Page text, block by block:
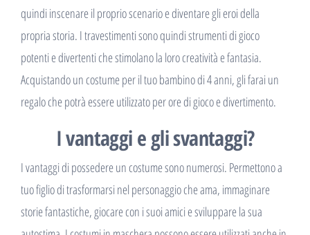
quindi inscenare il proprio scenario e diventare gli eroi della
propria storia. I travestimenti sono quindi strumenti di gioco
potenti e divertenti che stimolano la loro creatività e fantasia.
Acquistando un costume per il tuo bambino di 4 anni, gli farai un
regalo che potrà essere utilizzato per ore di gioco e divertimento.
I vantaggi e gli svantaggi?
I vantaggi di possedere un costume sono numerosi. Permettono a
tuo figlio di trasformarsi nel personaggio che ama, immaginare
storie fantastiche, giocare con i suoi amici e sviluppare la sua